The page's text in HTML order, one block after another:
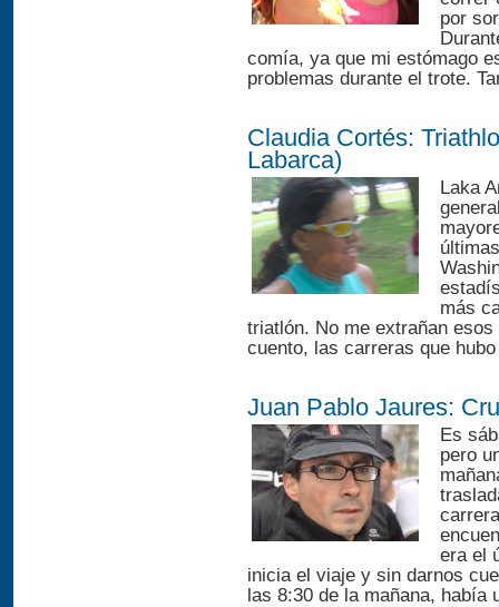
por
comía, ya que mi estómago
problemas durante el trote.
Claudia Cortés:
Labarca)
Laka
más
triatlón. No me extrañan
cuento, las carreras que
Juan Pablo Jaures:
Es
pero
era el
inicia el viaje y sin darnos
las 8:30 de la mañana, había